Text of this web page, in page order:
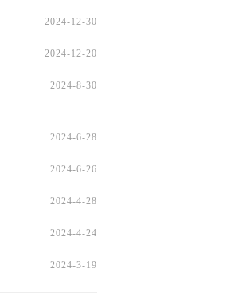
2024-12-30
2024-12-20
2024-8-30
2024-6-28
2024-6-26
2024-4-28
2024-4-24
2024-3-19